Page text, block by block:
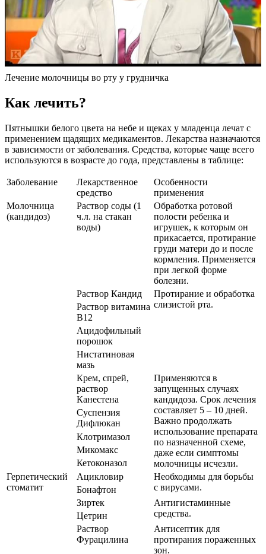
Лечение молочницы во рту у грудничка
Как лечить?
Пятнышки белого цвета на небе и щеках у младенца лечат с
применением щадящих медикаментов. Лекарства назначаются
в зависимости от заболевания. Средства, которые чаще всего
используются в возрасте до года, представлены в таблице:
Заболевание
Лекарственное
средство
Особенности
применения
Молочница
(кандидоз)
Раствор соды (1
ч.л. на стакан
воды)
Обработка ротовой
полости ребенка и
игрушек, к которым он
прикасается, протирание
груди матери до и после
кормления. Применяется
при легкой форме
болезни.
Раствор Кандид
Протирание и обработка
слизистой рта.
Раствор витамина
B12
Ацидофильный
порошок
Нистатиновая
мазь
Крем, спрей,
раствор
Канестена
Применяются в
запущенных случаях
кандидоза. Срок лечения
составляет 5 – 10 дней.
Важно продолжать
использование препарата
по назначенной схеме,
даже если симптомы
молочницы исчезли.
Суспензия
Дифлюкан
Клотримазол
Микомакс
Кетоконазол
Герпетический
стоматит
Ацикловир
Необходимы для борьбы
с вирусами.
Бонафтон
Зиртек
Антигистаминные
средства.
Цетрин
Раствор
Фурацилина
Антисептик для
протирания пораженных
зон.